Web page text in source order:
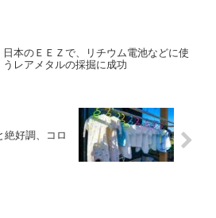
日本のＥＥＺで、リチウム電池などに使
うレアメタルの採掘に成功
絶好調、コロ